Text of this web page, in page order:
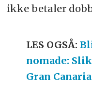
ikke betaler
LES OGSÅ:
nomade:
Gran Canaria